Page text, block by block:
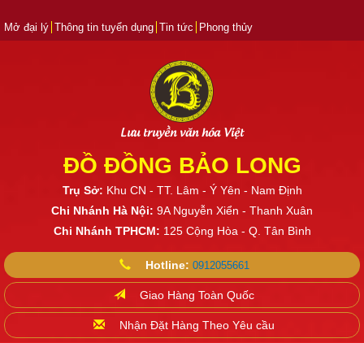
Mở đại lý Thông tin tuyển dụng Tin tức Phong thủy
Lưu truyền văn hóa Việt
ĐỒ ĐỒNG BẢO LONG
Trụ Sở: Khu CN - TT. Lâm - Ý Yên - Nam Định
Chi Nhánh Hà Nội: 9A Nguyễn Xiển - Thanh Xuân
Chi Nhánh TPHCM: 125 Cộng Hòa - Q. Tân Bình
Hotline: 0912055661
Giao Hàng Toàn Quốc
Nhận Đặt Hàng Theo Yêu cầu